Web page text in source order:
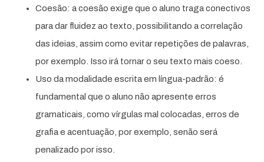
Coesão: a coesão exige que o aluno traga conectivos
para dar fluidez ao texto, possibilitando a correlação
das ideias, assim como evitar repetições de palavras,
por exemplo. Isso irá tornar o seu texto mais coeso.
Uso da modalidade escrita em língua-padrão: é
fundamental que o aluno não apresente erros
gramaticais, como vírgulas mal colocadas, erros de
grafia e acentuação, por exemplo, senão será
penalizado por isso.